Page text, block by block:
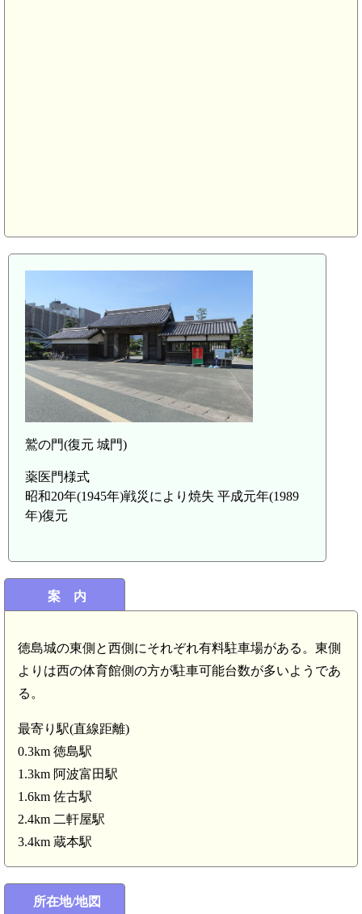
鷲の門(復元 城門)
薬医門様式
昭和20年(1945年)戦災により焼失 平成元年(1989
年)復元
案 内
徳島城の東側と西側にそれぞれ有料駐車場がある。東側
よりは西の体育館側の方が駐車可能台数が多いようであ
る。
最寄り駅(直線距離)
0.3km 徳島駅
1.3km 阿波富田駅
1.6km 佐古駅
2.4km 二軒屋駅
3.4km 蔵本駅
所在地/地図